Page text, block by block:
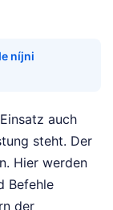
níjni
auch
steht. Der
Hier werden
Befehle
der